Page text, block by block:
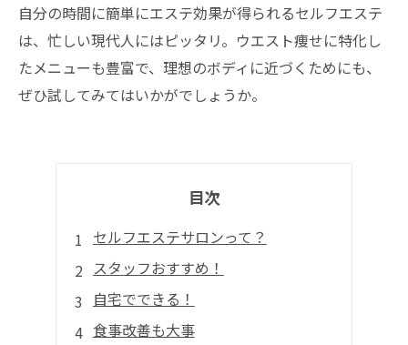
自分の時間に簡単にエステ効果が得られるセルフエステ
は、忙しい現代人にはピッタリ。ウエスト痩せに特化し
たメニューも豊富で、理想のボディに近づくためにも、
ぜひ試してみてはいかがでしょうか。
目次
セルフエステサロンって？
スタッフおすすめ！
自宅でできる！
食事改善も大事